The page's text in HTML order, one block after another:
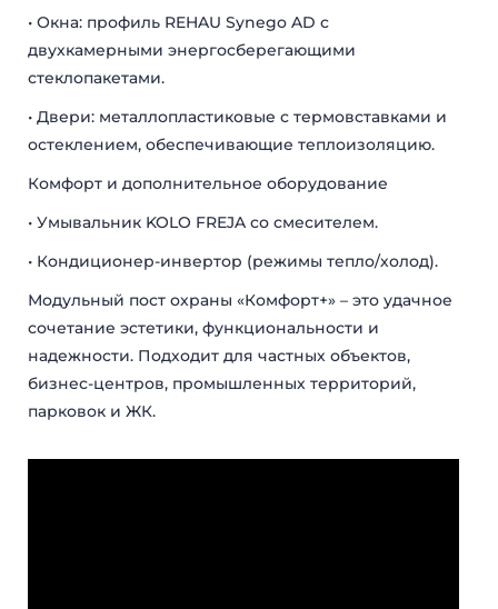
МОДУЛЬНЫЕ ЦЕХА
КАЗАРМЫ
ГОРОДКИ
ГЛЭМПИНГ
• Окна: профиль REHAU Synego AD с
двухкамерными энергосберегающими
стеклопакетами.
• Двери: металлопластиковые с термовставками и
остеклением, обеспечивающие теплоизоляцию.
Комфорт и дополнительное оборудование
• Умывальник KOLO FREJA со смесителем.
• Кондиционер-инвертор (режимы тепло/холод).
Модульный пост охраны «Комфорт+» – это удачное
сочетание эстетики, функциональности и
надежности. Подходит для частных объектов,
бизнес-центров, промышленных территорий,
парковок и ЖК.